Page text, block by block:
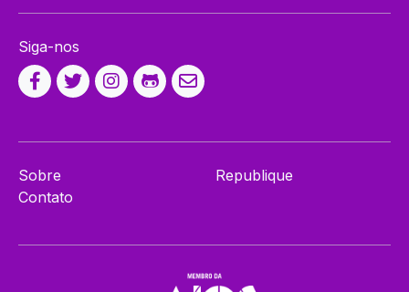
Siga-nos
Sobre
Contato
Republique